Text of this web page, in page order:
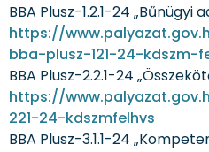
BBA Plusz-1.2.1-24
https://
bba-plusz-121-24-kdszm-
BBA Plusz-2.2.1-24
https://
221-24-kdszmfelhvs
BBA Plusz-3.1.1-24